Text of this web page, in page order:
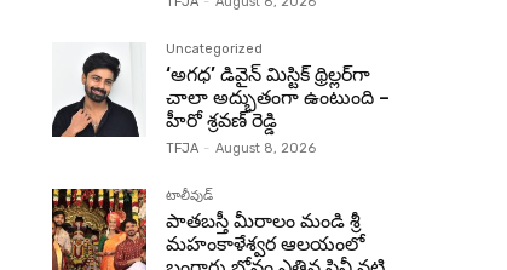
Uncategorized
‘అగధ’ డివైన్ మిస్టిక్ థ్రిల్లర్‌గా
చాలా అద్భుతంగా ఉంటుంది –
హీరో శ్రవణ్ రెడ్డి
TFJA - August 8, 2026
టాలీవుడ్
పాతబస్తీ మీరాలం మండి శ్రీ
మహంకాళేశ్వర ఆలయంలో